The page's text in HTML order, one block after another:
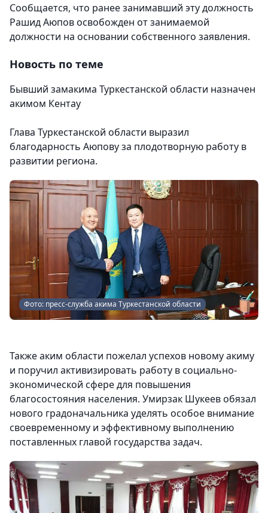
Сообщается, что ранее занимавший эту должность
Рашид Аюпов освобожден от занимаемой
должности на основании собственного заявления.
Новость по теме
Бывший замакима Туркестанской области назначен
акимом Кентау
Глава Туркестанской области выразил
благодарность Аюпову за плодотворную работу в
развитии региона.
Фото: пресс-служба акима Туркестанской области
Также аким области пожелал успехов новому акиму
и поручил активизировать работу в социально-
экономической сфере для повышения
благосостояния населения. Умирзак Шукеев обязал
нового градоначальника уделять особое внимание
своевременному и эффективному выполнению
поставленных главой государства задач.